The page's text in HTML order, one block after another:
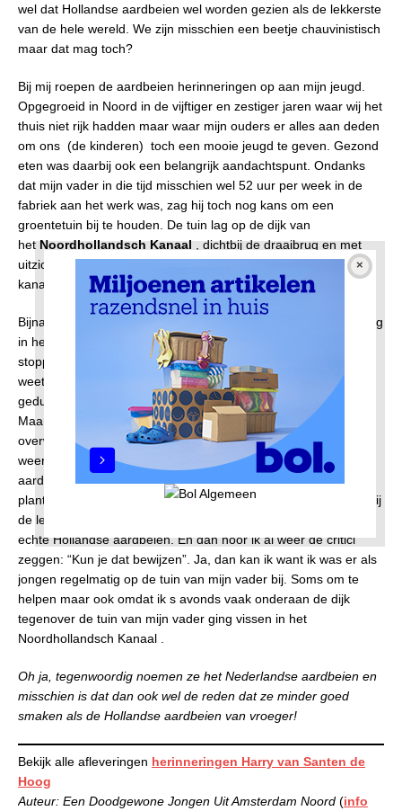
wel dat Hollandse aardbeien wel worden gezien als de lekkerste
van de hele wereld. We zijn misschien een beetje chauvinistisch
maar dat mag toch?
Bij mij roepen de aardbeien herinneringen op aan mijn jeugd.
Opgegroeid in Noord in de vijftiger en zestiger jaren waar wij het
thuis niet rijk hadden maar waar mijn ouders er alles aan deden
om ons (de kinderen) toch een mooie jeugd te geven. Gezond
eten was daarbij ook een belangrijk aandachtspunt. Ondanks
dat mijn vader in die tijd misschien wel 52 uur per week in de
fabriek aan het werk was, zag hij toch nog kans om een
groentetuin bij te houden. De tuin lag op de dijk van
hetNoordhollandsch Kanaal, dichtbij de draaibrug en met
uitzicht op het dorpje Buiksloot, aan de andere kant van het
kanaal.
Bijna tweehonderd m2 vette kleigrond moest mijn vader al vroeg
in het seizoen omspitten om van alles in de grond te kunnen
stoppen. Pootaardappelen, prei, snij- en sperziebonen en ik
weet niet wat nog meer, Ieder jaar aten wij enige tijd later
gedurende een aantal maanden verse groenten uit eigen tuin.
Maar wij hadden ook aardbeien. De aardbeienplanten
overwinterden meestal en begonnen in het voorjaar spontaan
weer uit te groeien. Om er zeker van te zijn dat de vogels de
aardbeien niet opvraten, spande mijn vader netten boven de
planten. Tegen de tijd dat wij zomervakantie hadden, hadden wij
de lekkerste zomeraardbeien en dat waren echt ook nog eens
echte Hollandse aardbeien. En dan hoor ik al weer de critici
zeggen: “Kun je dat bewijzen”. Ja, dan kan ik want ik was er als
jongen regelmatig op de tuin van mijn vader bij. Soms om te
helpen maar ook omdat ik s avonds vaak onderaan de dijk
tegenover de tuin van mijn vader ging vissen in het
Noordhollandsch Kanaal .
Oh ja, tegenwoordig noemen ze het Nederlandse aardbeien en
misschien is dat dan ook wel de reden dat ze minder goed
smaken als de Hollandse aardbeien van vroeger!
Bekijk alle afleveringen herinneringen Harry van Santen de
Hoog
Auteur: Een Doodgewone Jongen Uit Amsterdam Noord (info